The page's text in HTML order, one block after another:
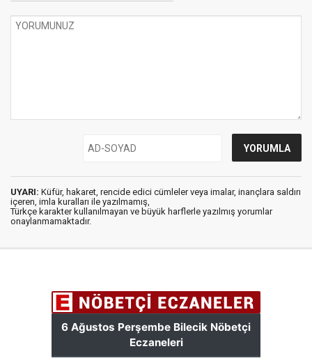
UYARI: Küfür, hakaret, rencide edici cümleler veya imalar, inançlara saldırı
içeren, imla kuralları ile yazılmamış,
Türkçe karakter kullanılmayan ve büyük harflerle yazılmış yorumlar
onaylanmamaktadır.